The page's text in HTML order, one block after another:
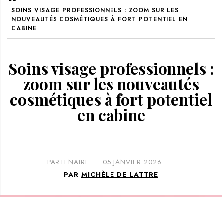
SOINS VISAGE PROFESSIONNELS : ZOOM SUR LES
NOUVEAUTÉS COSMÉTIQUES À FORT POTENTIEL EN
CABINE
Soins visage professionnels :
zoom sur les nouveautés
cosmétiques à fort potentiel
en cabine
PARTENAIRE 05 JANVIER 2026
PAR MICHÈLE DE LATTRE